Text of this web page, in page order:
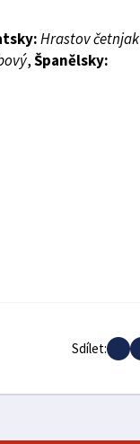
Hrastov četnjak
,Španělsky:
Sdílet: